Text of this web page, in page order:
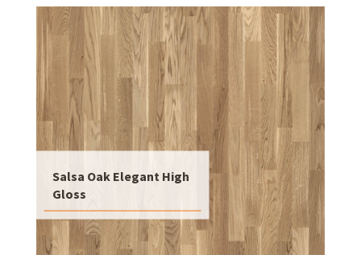
Salsa Oak Elegant High
Gloss